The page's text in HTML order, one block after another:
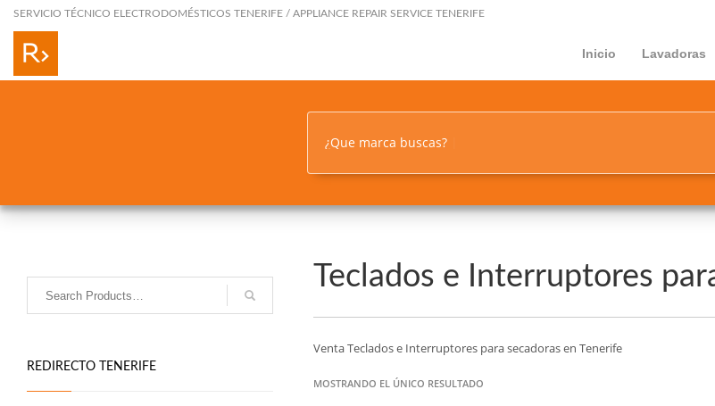
SERVICIO TÉCNICO ELECTRODOMÉSTICOS TENERIFE / APPLIANCE REPAIR SERVICE TENERIFE
Inicio Lavadoras
¿Que marca buscas?
Teclados e Interruptores
Venta Teclados e Interruptores para secadoras en Tenerife
MOSTRANDO EL ÚNICO RESULTADO
REDIRECTO TENERIFE